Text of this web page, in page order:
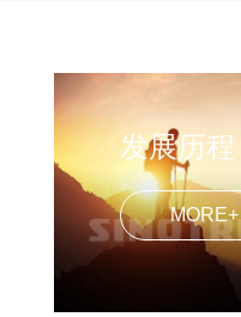
发展历程
MORE+